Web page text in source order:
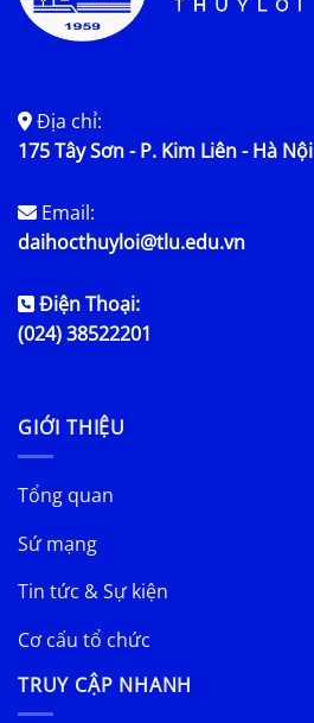
Địa chỉ:
175 Tây Sơn - P. Kim Liên - Hà Nội
Email:
daihocthuyloi@tlu.edu.vn
Điện Thoại:
(024) 38522201
GIỚI THIỆU
Tổng quan
Sứ mạng
Tin tức & Sự kiện
Cơ cấu tổ chức
TRUY CẬP NHANH